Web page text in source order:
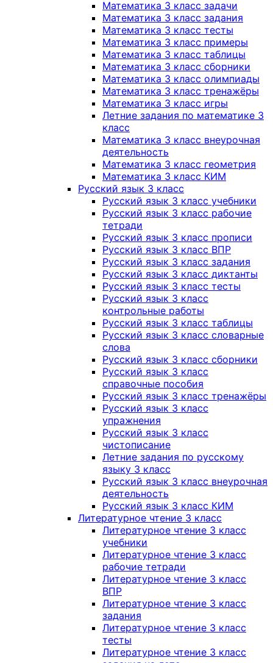
Математика 3 класс задачи
Математика 3 класс задания
Математика 3 класс тесты
Математика 3 класс примеры
Математика 3 класс таблицы
Математика 3 класс сборники
Математика 3 класс олимпиады
Математика 3 класс тренажёры
Математика 3 класс игры
Летние задания по математике 3
класс
Математика 3 класс внеурочная
деятельность
Математика 3 класс геометрия
Математика 3 класс КИМ
Русский язык 3 класс
Русский язык 3 класс учебники
Русский язык 3 класс рабочие
тетради
Русский язык 3 класс прописи
Русский язык 3 класс ВПР
Русский язык 3 класс задания
Русский язык 3 класс диктанты
Русский язык 3 класс тесты
Русский язык 3 класс
контрольные работы
Русский язык 3 класс таблицы
Русский язык 3 класс словарные
слова
Русский язык 3 класс сборники
Русский язык 3 класс
справочные пособия
Русский язык 3 класс тренажёры
Русский язык 3 класс
упражнения
Русский язык 3 класс
чистописание
Летние задания по русскому
языку 3 класс
Русский язык 3 класс внеурочная
деятельность
Русский язык 3 класс КИМ
Литературное чтение 3 класс
Литературное чтение 3 класс
учебники
Литературное чтение 3 класс
рабочие тетради
Литературное чтение 3 класс
ВПР
Литературное чтение 3 класс
задания
Литературное чтение 3 класс
тесты
Литературное чтение 3 класс